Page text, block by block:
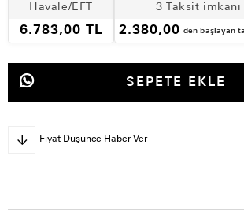
Havale/EFT
6.783,00 TL
3 Taksit imkanı
2.380,00 den başlayan
Fiyat Düşünce Haber Ver